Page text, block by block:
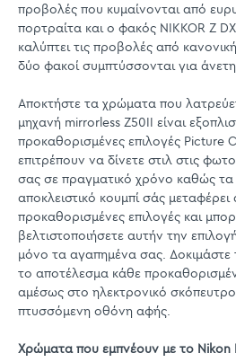
προβολές που κυμαίνονται από
πορτραίτα και ο φακός NIKKOR Z
καλύπτει τις προβολές από
δύο φακοί συμπτύσσονται για
Αποκτήστε τα χρώματα που
μηχανή mirrorless Z50II είναι
προκαθορισμένες επιλογές Picture
επιτρέπουν να δίνετε στιλ στις
σας σε πραγματικό χρόνο καθώς
αποκλειστικό κουμπί σάς μεταφέρει
προκαθορισμένες επιλογές και
βελτιστοποιήσετε αυτήν την
μόνο τα αγαπημένα σας. Δοκιμάστε
το αποτέλεσμα κάθε
αμέσως στο ηλεκτρονικό
πτυσσόμενη οθόνη αφής.
Χρώματα που εμπνέουν με το Nikon